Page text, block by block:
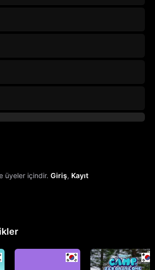
üyeler içindir. Giriş, Kayıt